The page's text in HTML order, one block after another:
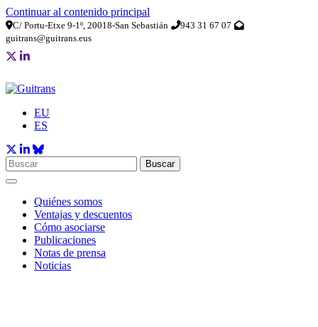
Continuar al contenido principal
C/ Portu-Etxe 9-1º, 20018-San Sebastián
943 31 67 07
guitrans@guitrans.eus
EU
ES
Buscar
Quiénes somos
Ventajas y descuentos
Cómo asociarse
Publicaciones
Notas de prensa
Noticias